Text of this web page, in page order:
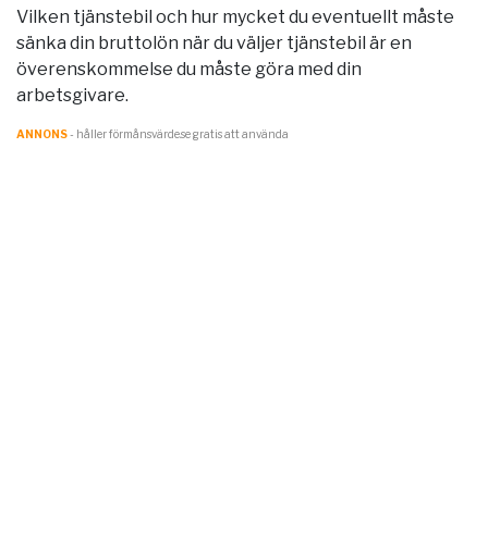
Vilken tjänstebil och hur mycket du eventuellt måste
sänka din bruttolön när du väljer tjänstebil är en
överenskommelse du måste göra med din
arbetsgivare.
ANNONS- håller förmånsvärde.se gratis att använda